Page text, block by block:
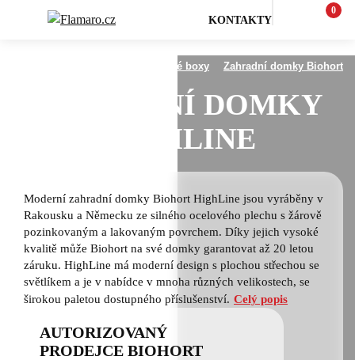
KONTAKTY
0
Zahradní domky a úložné boxy Zahradní domky Biohort
ZAHRADNÍ DOMKY
HIGHLINE
Moderní zahradní domky Biohort HighLine jsou vyráběny v
Rakousku a Německu ze silného ocelového plechu s žárově
pozinkovaným a lakovaným povrchem. Díky jejich vysoké
kvalitě může Biohort na své domky garantovat až 20 letou
záruku. HighLine má moderní design s plochou střechou se
světlíkem a je v nabídce v mnoha různých velikostech, se
širokou paletou dostupného příslušenství. Celý popis
AUTORIZOVANÝ
PRODEJCE BIOHORT